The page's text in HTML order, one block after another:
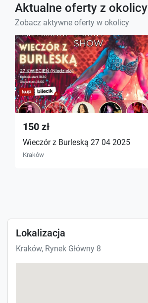
Aktualne oferty z okolicy
Zobacz aktywne oferty w okolicy
150 zł
Wieczór z Burleską 27 04 2025
Kraków
Lokalizacja
Kraków, Rynek Główny 8